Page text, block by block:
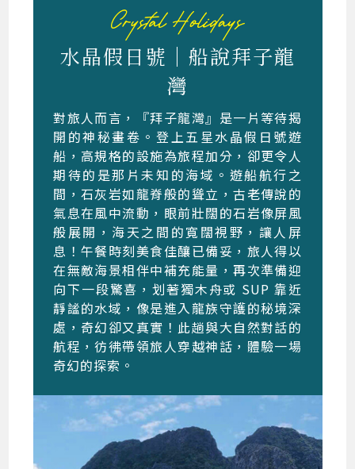
水晶假日號｜船說拜子龍
灣
對旅人而言，『拜子龍灣』是一片等待揭
開的神秘畫卷。登上五星水晶假日號遊
船，高規格的設施為旅程加分，卻更令人
期待的是那片未知的海域。遊船航行之
間，石灰岩如龍脊般的聳立，古老傳說的
氣息在風中流動，眼前壯闊的石岩像屏風
般展開，海天之間的寬闊視野，讓人屏
息！午餐時刻美食佳釀已備妥，旅人得以
在無敵海景相伴中補充能量，再次準備迎
向下一段驚喜，划著獨木舟或 SUP 靠近
靜謐的水域，像是進入龍族守護的秘境深
處，奇幻卻又真實！此趟與大自然對話的
航程，彷彿帶領旅人穿越神話，體驗一場
奇幻的探索。